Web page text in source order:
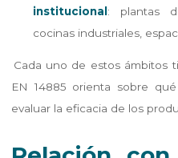
institucional : plantas
cocinas industriales,
Cada uno de estos ámbitos
EN 14885 orienta sobre
evaluar la eficacia de los